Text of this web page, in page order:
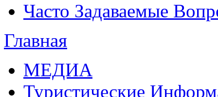
Часто Задаваемые
Главная
МЕДИА
Туристические